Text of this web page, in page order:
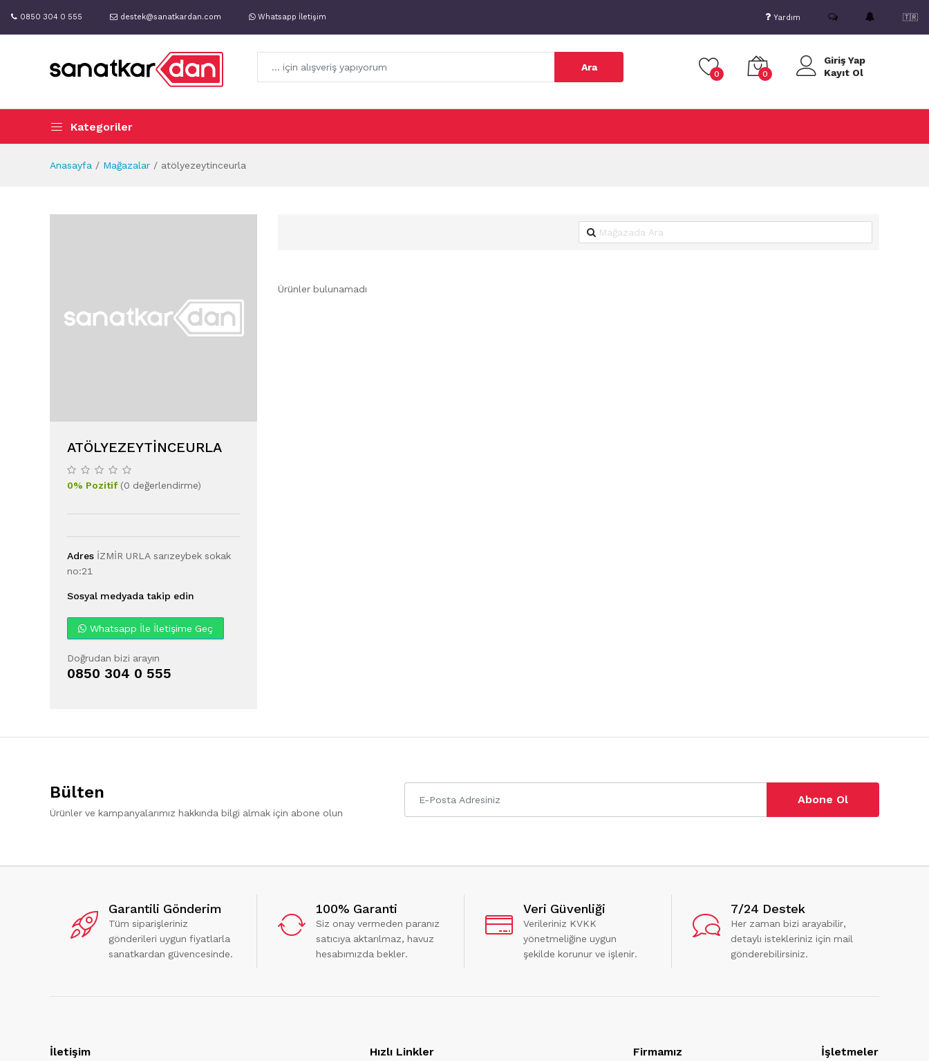
0850 304 0 555 destek@sanatkardan.com Whatsapp İletişim Yardım 🇹🇷
Ara
0 0
Giriş Yap
Kayıt Ol
Kategoriler
Anasayfa Mağazalar atölyezeytinceurla
ATÖLYEZEYTINCEURLA
0% Pozitif(0 değerlendirme)
Adres İZMİR URLA sarızeybek sokak
no:21
Sosyal medyada takip edin
Whatsapp İle İletişime Geç
Doğrudan bizi arayın
0850 304 0 555
Ürünler bulunamadı
Bülten
Ürünler ve kampanyalarımız hakkında bilgi almak için abone olun
Abone Ol
Garantili Gönderim
Tüm siparişleriniz
gönderileri uygun fiyatlarla
sanatkardan güvencesinde.
100% Garanti
Siz onay vermeden paranız
satıcıya aktarılmaz, havuz
hesabımızda bekler.
Veri Güvenliği
Verileriniz KVKK
yönetmeliğine uygun
şekilde korunur ve işlenir.
7/24 Destek
Her zaman bizi arayabilir,
detaylı istekleriniz için mail
gönderebilirsiniz.
İletişim Hızlı Linkler Firmamız İşletmeler